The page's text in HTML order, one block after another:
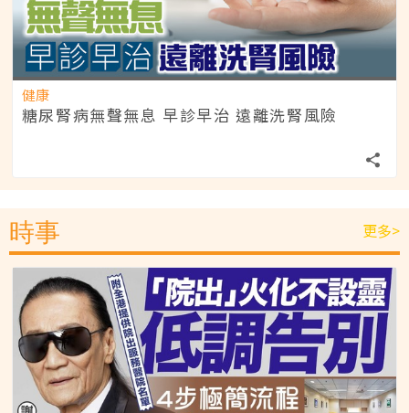
健康
糖尿腎病無聲無息 早診早治 遠離洗腎風險
時事 更多>